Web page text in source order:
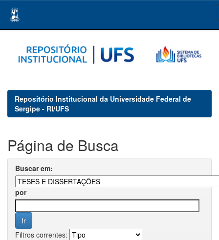
navigation
Repositório Institucional da Universidade Federal de
Sergipe - RI/UFS
Página de Busca
Buscar em:
por
Filtros correntes: